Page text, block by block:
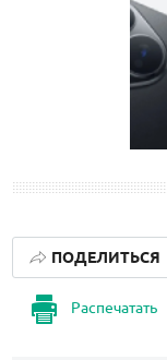
Распечатать
ПОДЕЛИТЬСЯ